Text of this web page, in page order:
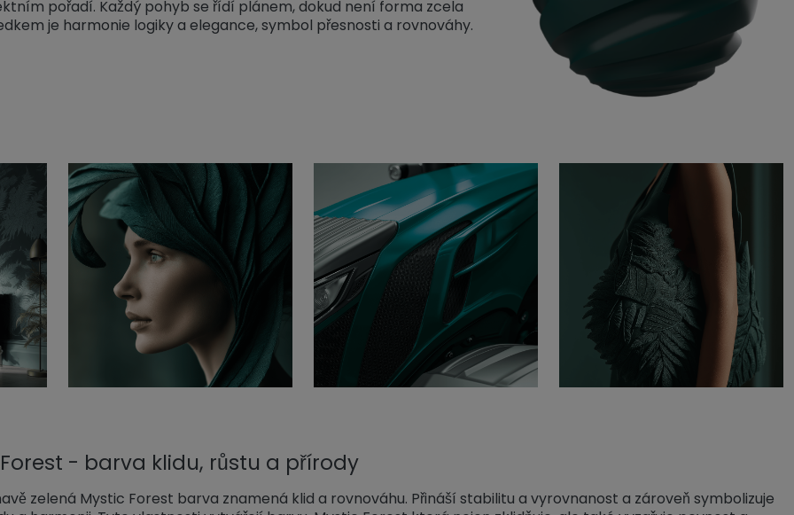
pořadí. Každý pohyb se řídí plánem, dokud není forma zcela
je harmonie logiky a elegance, symbol přesnosti a rovnováhy.
- barva klidu, růstu a přírody
zelená Mystic Forest barva znamená klid a rovnováhu. Přináší stabilitu a vyrovnanost a zároveň symbolizuje